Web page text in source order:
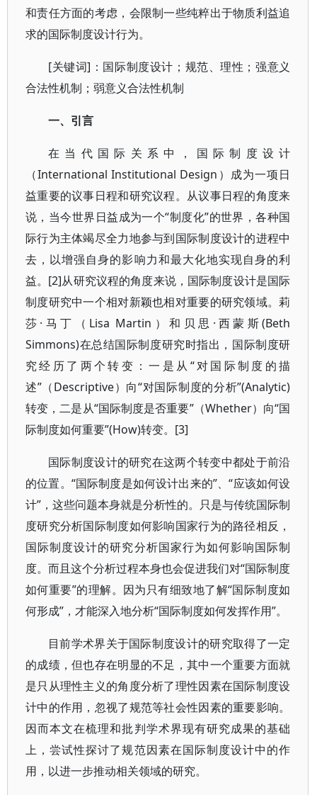
和责任方面的考虑，会限制一些纯粹出于物质利益追
求的国际制度设计行为。
[关键词]：国际制度设计；规范、理性；强意义
合法性机制；弱意义合法性机制
一、引言
在当代国际关系中，国际制度设计
（International Institutional Design）成为一项日
益重要的议事日程和研究议程。从议事日程的角度来
说，当今世界日益成为一个“制度化”的世界，各种国
际行为主体竭尽全力地参与到国际制度设计的进程中
去，以增强自身的影响力和最大化地实现自身的利
益。[2]从研究议程的角度来说，国际制度设计是国际
制度研究中一个相对新颖也相对重要的研究领域。莉
莎·马丁（Lisa Martin）和贝思·西蒙斯(Beth
Simmons)在总结国际制度研究时指出，国际制度研
究经历了两个转变：一是从“对国际制度的描
述”（Descriptive）向“对国际制度的分析”(Analytic)
转变，二是从“国际制度是否重要”（Whether）向“国
际制度如何重要”(How)转变。[3]
国际制度设计的研究在这两个转变中都处于前沿
的位置。“国际制度是如何设计出来的”、“应该如何设
计”，这些问题本身就是分析性的。只是与传统国际制
度研究分析国际制度如何影响国家行为的路径相反，
国际制度设计的研究分析国家行为如何影响国际制
度。而且这个分析过程本身也会促进我们对“国际制度
如何重要”的理解。因为只有细致地了解“国际制度如
何形成”，才能深入地分析“国际制度如何发挥作用”。
目前学术界关于国际制度设计的研究取得了一定
的成绩，但也存在明显的不足，其中一个重要方面就
是只从理性主义的角度分析了理性因素在国际制度设
计中的作用，忽视了规范等社会性因素的重要影响。
因而本文在梳理和批判学术界现有研究成果的基础
上，尝试性探讨了规范因素在国际制度设计中的作
用，以进一步推动相关领域的研究。